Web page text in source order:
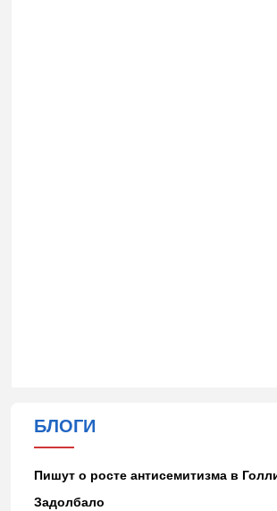
БЛОГИ
Пишут о росте антисемитизма в
Задолбало